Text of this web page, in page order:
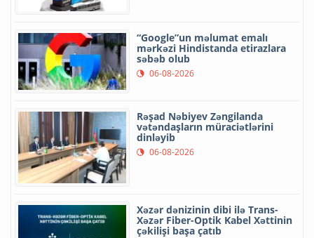
“Google”un məlumat emalı
mərkəzi Hindistanda etirazlara
səbəb olub
06-08-2026
Rəşad Nəbiyev Zəngilanda
vətəndaşların müraciətlərini
dinləyib
06-08-2026
Xəzər dənizinin dibi ilə Trans-
Xəzər Fiber-Optik Kabel Xəttinin
çəkilişi başa çatıb